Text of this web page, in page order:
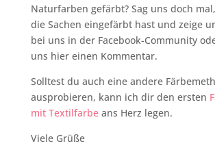
Naturfarben gefärbt? Sag uns doch
die Sachen eingefärbt hast und zeige
bei uns in der Facebook-Community
uns hier einen Kommentar.
Solltest du auch eine andere
ausprobieren, kann ich dir den ersten
mit Textilfarbeans Herz legen.
Viele Grüße